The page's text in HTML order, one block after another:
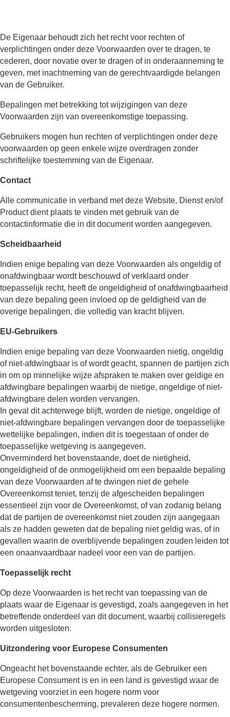
De Eigenaar behoudt zich het recht voor rechten of
verplichtingen onder deze Voorwaarden over te dragen, te
cederen, door novatie over te dragen of in onderaanneming te
geven, met inachtneming van de gerechtvaardigde belangen
van de Gebruiker.
Bepalingen met betrekking tot wijzigingen van deze
Voorwaarden zijn van overeenkomstige toepassing.
Gebruikers mogen hun rechten of verplichtingen onder deze
voorwaarden op geen enkele wijze overdragen zonder
schriftelijke toestemming van de Eigenaar.
Contact
Alle communicatie in verband met deze Website, Dienst en/of
Product dient plaats te vinden met gebruik van de
contactinformatie die in dit document worden aangegeven.
Scheidbaarheid
Indien enige bepaling van deze Voorwaarden als ongeldig of
onafdwingbaar wordt beschouwd of verklaard onder
toepasselijk recht, heeft de ongeldigheid of onafdwingbaarheid
van deze bepaling geen invloed op de geldigheid van de
overige bepalingen, die volledig van kracht blijven.
EU-Gebruikers
Indien enige bepaling van deze Voorwaarden nietig, ongeldig
of niet-afdwingbaar is of wordt geacht, spannen de partijen zich
in om op minnelijke wijze afspraken te maken over geldige en
afdwingbare bepalingen waarbij de nietige, ongeldige of niet-
afdwingbare delen worden vervangen.
In geval dit achterwege blijft, worden de nietige, ongeldige of
niet-afdwingbare bepalingen vervangen door de toepasselijke
wettelijke bepalingen, indien dit is toegestaan of onder de
toepasselijke wetgeving is aangegeven.
Onverminderd het bovenstaande, doet de nietigheid,
ongeldigheid of de onmogelijkheid om een bepaalde bepaling
van deze Voorwaarden af te dwingen niet de gehele
Overeenkomst teniet, tenzij de afgescheiden bepalingen
essentieel zijn voor de Overeenkomst, of van zodanig belang
dat de partijen de overeenkomst niet zouden zijn aangegaan
als ze hadden geweten dat de bepaling niet geldig was, of in
gevallen waarin de overblijvende bepalingen zouden leiden tot
een onaanvaardbaar nadeel voor een van de partijen.
Toepasselijk recht
Op deze Voorwaarden is het recht van toepassing van de
plaats waar de Eigenaar is gevestigd, zoals aangegeven in het
betreffende onderdeel van dit document, waarbij collisieregels
worden uitgesloten.
Uitzondering voor Europese Consumenten
Ongeacht het bovenstaande echter, als de Gebruiker een
Europese Consument is en in een land is gevestigd waar de
wetgeving voorziet in een hogere norm voor
consumentenbescherming, prevaleren deze hogere normen.